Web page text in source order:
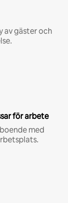
av gäster och
för arbete
med